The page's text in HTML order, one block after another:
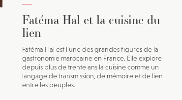
Fatéma Hal et la cuisine du
lien
Fatéma Hal est l’une des grandes figures de la
gastronomie marocaine en France. Elle explore
depuis plus de trente ans la cuisine comme un
langage de transmission, de mémoire et de lien
entre les peuples.